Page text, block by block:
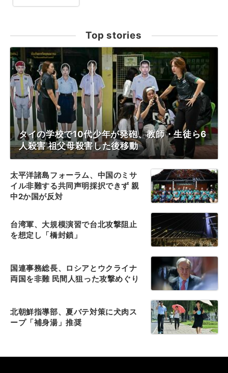
Top stories
タイの学校で10代少年が発砲、教師・生徒ら6
人殺害 祖父母殺害した後移動
太平洋諸島フォーラム、中国のミサ
イル非難する共同声明採択できず 親
中2か国が反対
台湾軍、大規模演習で台北攻撃阻止
を想定し「橋封鎖」
国連事務総長、ロシアとウクライナ
両国を非難 民間人狙った攻撃めぐり
北朝鮮指導部、夏バテ対策に犬肉ス
ープ「補身湯」推奨